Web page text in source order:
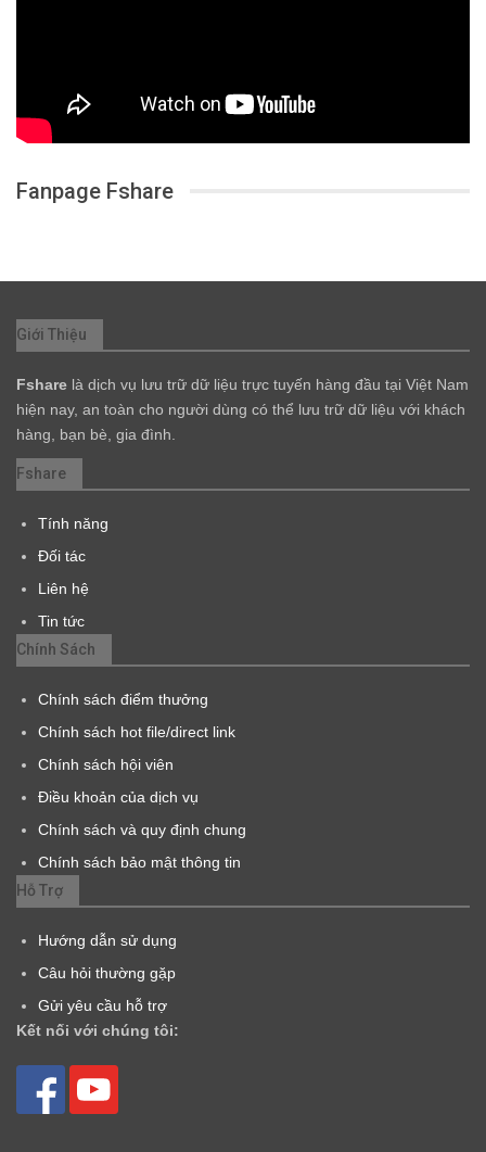
Fanpage Fshare
Giới Thiệu
Fshare là dịch vụ lưu trữ dữ liệu trực tuyến hàng đầu tại Việt Nam
hiện nay, an toàn cho người dùng có thể lưu trữ dữ liệu với khách
hàng, bạn bè, gia đình.
Fshare
Tính năng
Đối tác
Liên hệ
Tin tức
Chính Sách
Chính sách điểm thưởng
Chính sách hot file/direct link
Chính sách hội viên
Điều khoản của dịch vụ
Chính sách và quy định chung
Chính sách bảo mật thông tin
Hỗ Trợ
Hướng dẫn sử dụng
Câu hỏi thường gặp
Gửi yêu cầu hỗ trợ
Kết nối với chúng tôi: